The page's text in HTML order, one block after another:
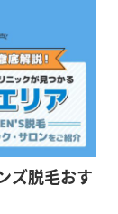
ズ脱毛おす